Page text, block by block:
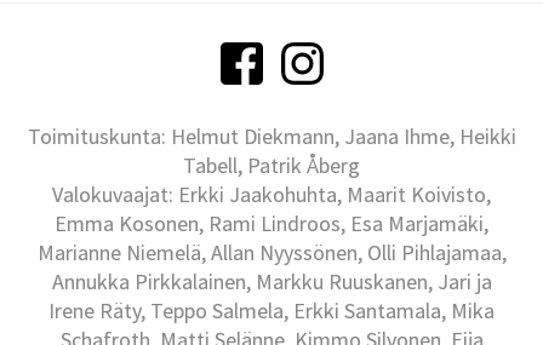
Toimituskunta: Helmut Diekmann, Jaana Ihme, Heikki
Tabell, Patrik Åberg
Valokuvaajat: Erkki Jaakohuhta, Maarit Koivisto,
Emma Kosonen, Rami Lindroos, Esa Marjamäki,
Marianne Niemelä, Allan Nyyssönen, Olli Pihlajamaa,
Annukka Pirkkalainen, Markku Ruuskanen, Jari ja
Irene Räty, Teppo Salmela, Erkki Santamala, Mika